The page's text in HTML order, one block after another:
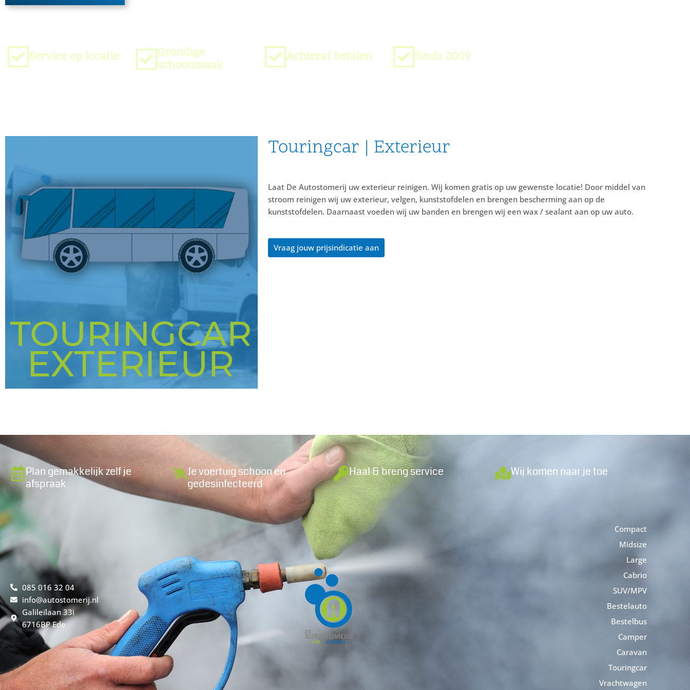
Service op locatie
Grondige
schoonmaak
Achteraf betalen Sinds 2009
Touringcar | Exterieur
Laat De Autostomerij uw exterieur reinigen. Wij komen gratis op uw gewenste locatie! Door middel van
stroom reinigen wij uw exterieur, velgen, kunststofdelen en brengen bescherming aan op de
kunststofdelen. Daarnaast voeden wij uw banden en brengen wij een wax / sealant aan op uw auto.
Vraag jouw prijsindicatie aan
Plan gemakkelijk zelf je
afspraak
Je voertuig schoon en
gedesinfecteerd
Haal & breng service Wij komen naar je toe
085 016 32 04
info@autostomerij.nl
Galileïlaan 33i
6716BP Ede
Compact
Midsize
Large
Cabrio
SUV/MPV
Bestelauto
Bestelbus
Camper
Caravan
Touringcar
Vrachtwagen